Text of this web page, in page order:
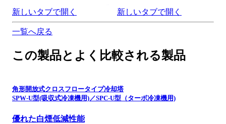
新しいタブで開く 新しいタブで開く
一覧へ戻る
この製品とよく比較される製品
角形開放式クロスフロータイプ冷却塔
SPW-U型(吸収式冷凍機用)／SPC-U型（ターボ冷凍機用)
優れた白煙低減性能